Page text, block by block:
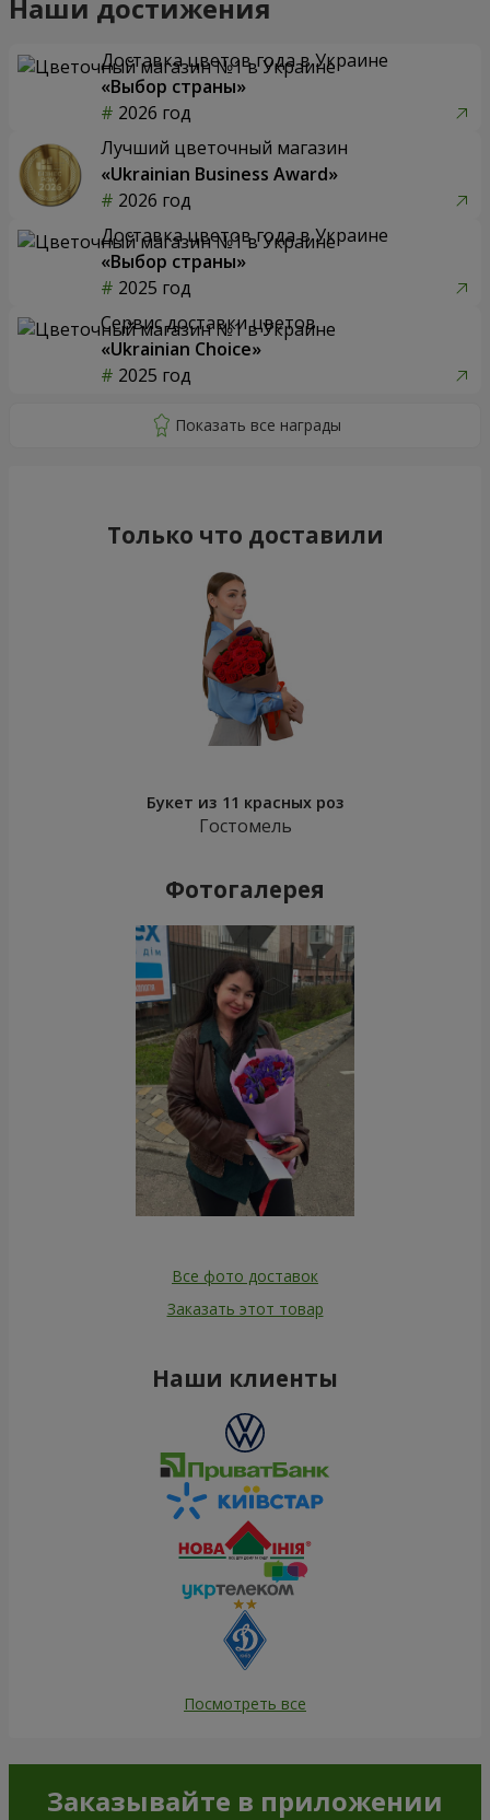
Наши достижения
Доставка цветов года в Украине
«Выбор страны»
2026 год
Лучший цветочный магазин
«Ukrainian Business Award»
2026 год
Доставка цветов года в Украине
«Выбор страны»
2025 год
Сервис доставки цветов
«Ukrainian Choice»
2025 год
Только что доставили
Букет из 11 красных роз
Гостомель
Фотогалерея
Все фото доставок
Заказать этот товар
Наши клиенты
Посмотреть все
Заказывайте в приложении